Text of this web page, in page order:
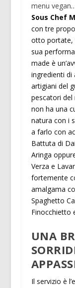
menu vegan
Sous Chef
con tre
otto portate,
sua
made è
ingredienti di
artigiani del
pescatori del
non ha una
natura con i
a farlo con
Battuta di
Aringa
Verza e
fortemente
amalgama
Spaghetto
Finocchietto
UNA
Il servizio è